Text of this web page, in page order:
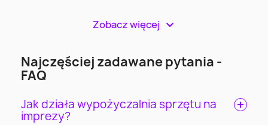
Zobacz więcej >
Najczęściej zadawane pytania -
FAQ
Jak działa wypożyczalnia sprzętu na
imprezy?